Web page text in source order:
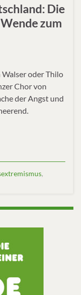
Die
zum
oder Thilo
Chor von
der Angst und
,